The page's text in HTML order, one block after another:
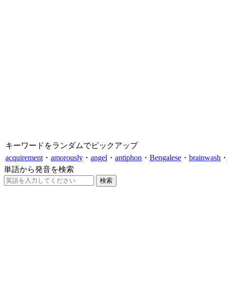
キーワードをランダムでピックアップ
acquirement ・ amorously ・ angel ・ antiphon ・ Bengalese ・ brainwash ・
単語から発音を検索